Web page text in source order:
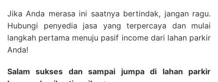
Jika Anda merasa ini saatnya bertindak, jangan ragu.
Hubungi penyedia jasa yang terpercaya dan mulai
langkah pertama menuju pasif income dari lahan parkir
Anda!
Salam sukses dan sampai jumpa di lahan parkir